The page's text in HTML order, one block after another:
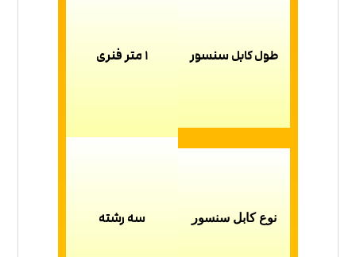
طول کابل سنسور 1 متر فنری
نوع کابل سنسور سه رشته